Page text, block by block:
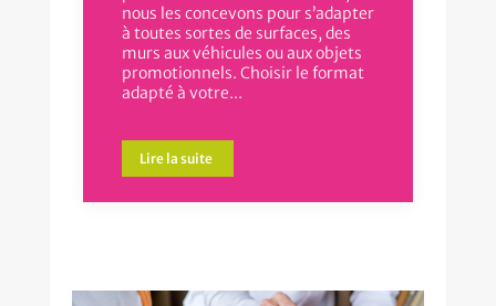
nous les concevons pour s’adapter
à toutes sortes de surfaces, des
murs aux véhicules ou aux objets
promotionnels. Choisir le format
adapté à votre...
Lire la suite